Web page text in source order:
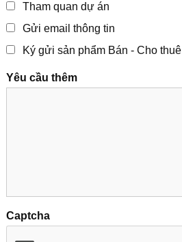
Tham quan dự án
Gửi email thông tin
Ký gửi sản phẩm Bán - Cho thuê
Yêu cầu thêm
Captcha